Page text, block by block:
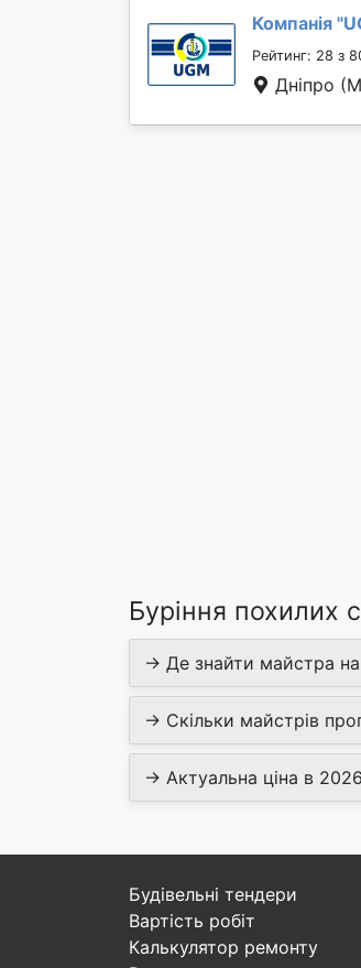
Компанія "
Рейтинг: 28 з
Дніпро
Буріння похилих
→ Де знайти майстра
→ Скільки майстрів
→ Актуальна ціна в
Будівельні тендери
Вартість робіт
Калькулятор ремонту